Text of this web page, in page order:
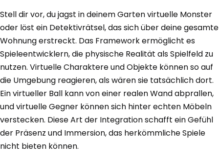
Stell dir vor, du jagst in deinem Garten virtuelle Monster
oder löst ein Detektivrätsel, das sich über deine gesamte
Wohnung erstreckt. Das Framework ermöglicht es
Spieleentwicklern, die physische Realität als Spielfeld zu
nutzen. Virtuelle Charaktere und Objekte können so auf
die Umgebung reagieren, als wären sie tatsächlich dort.
Ein virtueller Ball kann von einer realen Wand abprallen,
und virtuelle Gegner können sich hinter echten Möbeln
verstecken. Diese Art der Integration schafft ein Gefühl
der Präsenz und Immersion, das herkömmliche Spiele
nicht bieten können.